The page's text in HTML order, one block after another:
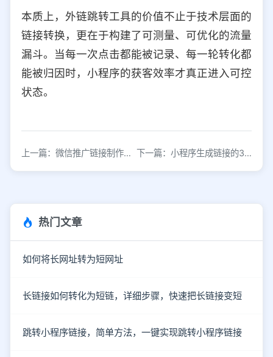
本质上，外链跳转工具的价值不止于技术层面的
链接转换，更在于构建了可测量、可优化的流量
漏斗。当每一次点击都能被记录、每一轮转化都
能被归因时，小程序的获客效率才真正进入可控
状态。
上一篇：微信推广链接制作教程：3分钟生成专属推广链接 下一篇：小程序生成链接的3种方法，快速获取推广地址
热门文章
如何将长网址转为短网址
长链接如何转化为短链，详细步骤，快速把长链接变短
跳转小程序链接，简单方法，一键实现跳转小程序链接